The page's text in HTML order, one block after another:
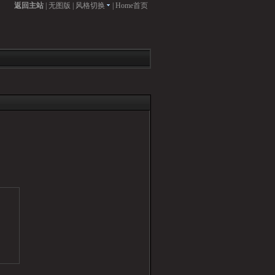
返回主站 无图版 风格切换 Home首页